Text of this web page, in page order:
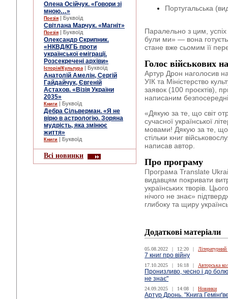
Олена Осійчук. «Говори зі
мною…»
Поезія | Буквоїд
Світлана Марчук. «Магніт»
Поезія | Буквоїд
Олександр Скрипник.
«НКВД/КГБ проти
української еміграції.
Розсекречені архіви»
Історія/Культура | Буквоїд
Анатолій Амелін, Сергій
Гайдайчук, Євгеній
Астахов. «Візія України
2035»
Книги | Буквоїд
Дебра Сільверман. «Я не
вірю в астрологію. Зоряна
мудрість, яка змінює
життя»
Книги | Буквоїд
Всі новинки
Португальська
Паралельно з цим, успіх
були ми» — вона
стане вже сьомим її
Голос військових
Артур Дрон наголосив
УІК та Міністерство
заявок (100 проєктів),
написаним
«Дякую за те, що світ
сучасної української
мовами! Дякую за те, що
стільки книг
написав автор.
Про програму
Програма Translate
видавцям покривати
українських творів.
нічого не знає»
глибоку та щиру
Додаткові матеріали
05.08.2022 | 12:20 |
7 книг про війну
17.10.2025 | 16:18 | Авторська
Пронизливо, чесно і до
не знає"
24.09.2025 | 14:08 | Новинки
Артур Дронь. "Книга